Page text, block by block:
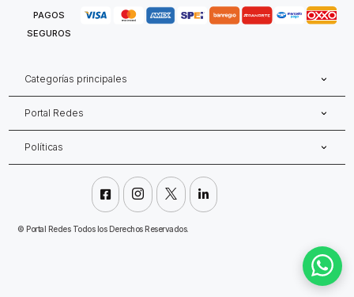
PAGOS
SEGUROS
Categorías principales
Portal Redes
Políticas
   
©Portal Redes Todos los Derechos Reservados.